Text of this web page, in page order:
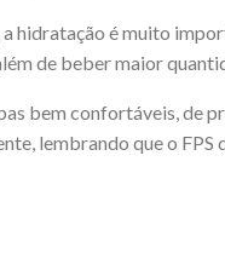
a hidratação é muito
de beber maior
bem confortáveis, de
lembrando que o FPS